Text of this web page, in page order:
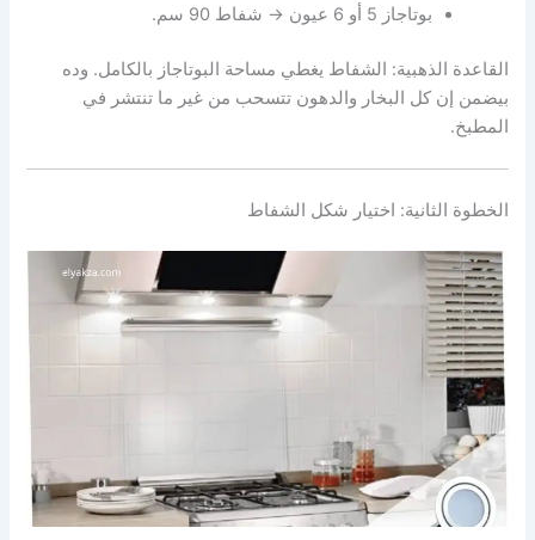
بوتاجاز 5 أو 6 عيون → شفاط 90 سم.
القاعدة الذهبية: الشفاط يغطي مساحة البوتاجاز بالكامل. وده
بيضمن إن كل البخار والدهون تتسحب من غير ما تنتشر في
المطبخ.
الخطوة الثانية: اختيار شكل الشفاط